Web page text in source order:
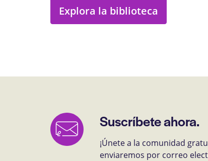
Explora la biblioteca
Suscríbete ahora.
¡Únete a la comunidad
enviaremos por correo